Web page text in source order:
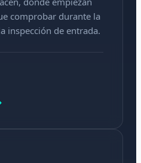
comprobar durante la
inspección de entrada.